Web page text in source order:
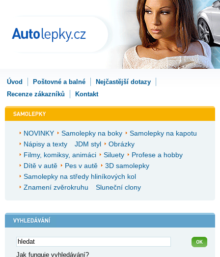
Úvod Poštovné a balné
Nejčastější dotazy
Recenze zákazníků
Kontakt
NOVINKY Samolepky na boky
Samolepky na kapotu
Nápisy a texty
JDM styl
Obrázky
Filmy, komiksy, animáci
Siluety
Profese a hobby
Dítě v autě
Pes v autě
3D samolepky
Samolepky na středy hliníkových kol
Znamení zvěrokruhu
Sluneční clony
Jak funguje vyhledávání?